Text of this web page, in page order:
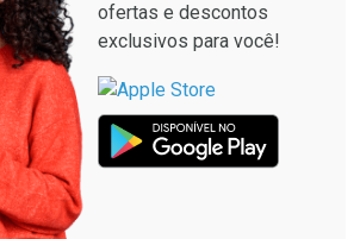
ofertas e descontos
exclusivos para você!